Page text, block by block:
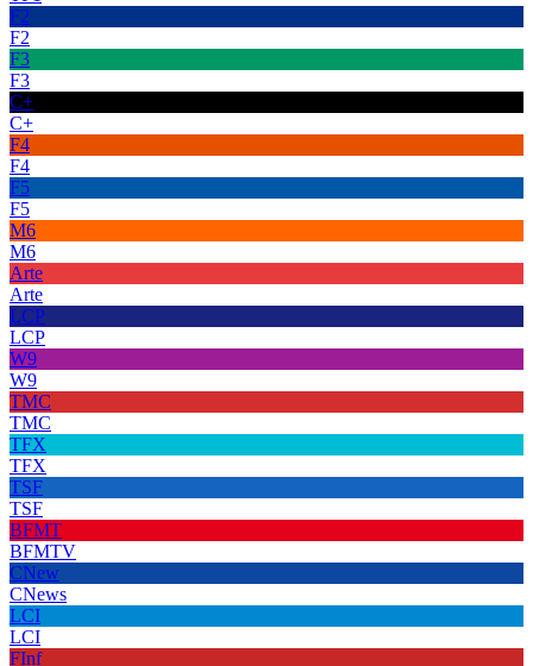
F2
F2
F3
F3
C+
C+
F4
F4
F5
F5
M6
M6
Arte
Arte
LCP
LCP
W9
W9
TMC
TMC
TFX
TFX
TSF
TSF
BFMT
BFMTV
CNew
CNews
LCI
LCI
FInf